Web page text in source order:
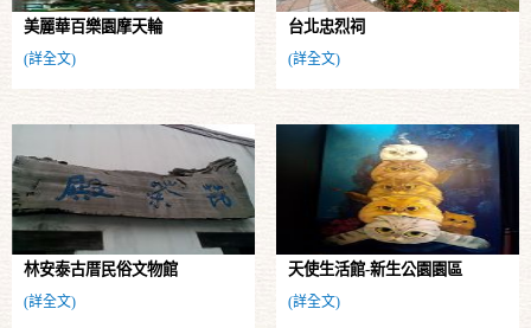
美麗華百樂園摩天輪
(詳全文)
台北忠烈祠
(詳全文)
林安泰古厝民俗文物館
(詳全文)
天使生活館-新生公園園區
(詳全文)